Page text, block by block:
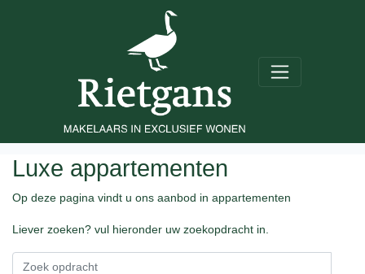
Luxe appartementen
Op deze pagina vindt u ons aanbod in appartementen
Liever zoeken? vul hieronder uw zoekopdracht in.